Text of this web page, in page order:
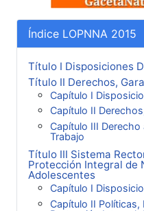
Índice LOPNNA 2015
Título I Disposiciones
Título II Derechos,
Capítulo I
Capítulo II
Capítulo III
Trabajo
Título III Sistema
Protección Integral de
Adolescentes
Capítulo I
Capítulo II